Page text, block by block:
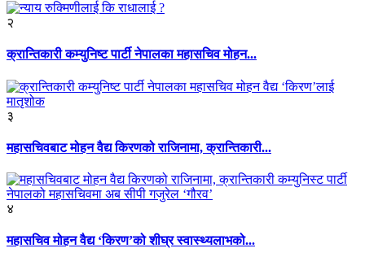
२
क्रान्तिकारी कम्युनिष्ट पार्टी नेपालका महासचिव मोहन...
३
महासचिवबाट मोहन वैद्य किरणको राजिनामा, क्रान्तिकारी...
४
महासचिव मोहन वैद्य ‘किरण’को शीघ्र स्वास्थ्यलाभको...